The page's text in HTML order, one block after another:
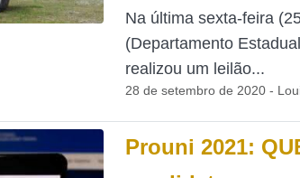
Na última sexta-feira
(Departamento
realizou um leilão...
28 de setembro de 2020 -
Prouni 2021: